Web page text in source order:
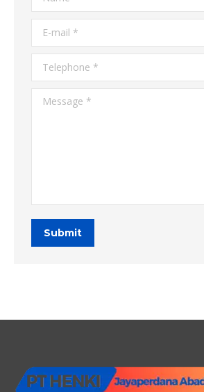
E-mail *
Telephone *
Message *
Submit